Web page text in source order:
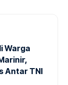
Warga
Antar TNI